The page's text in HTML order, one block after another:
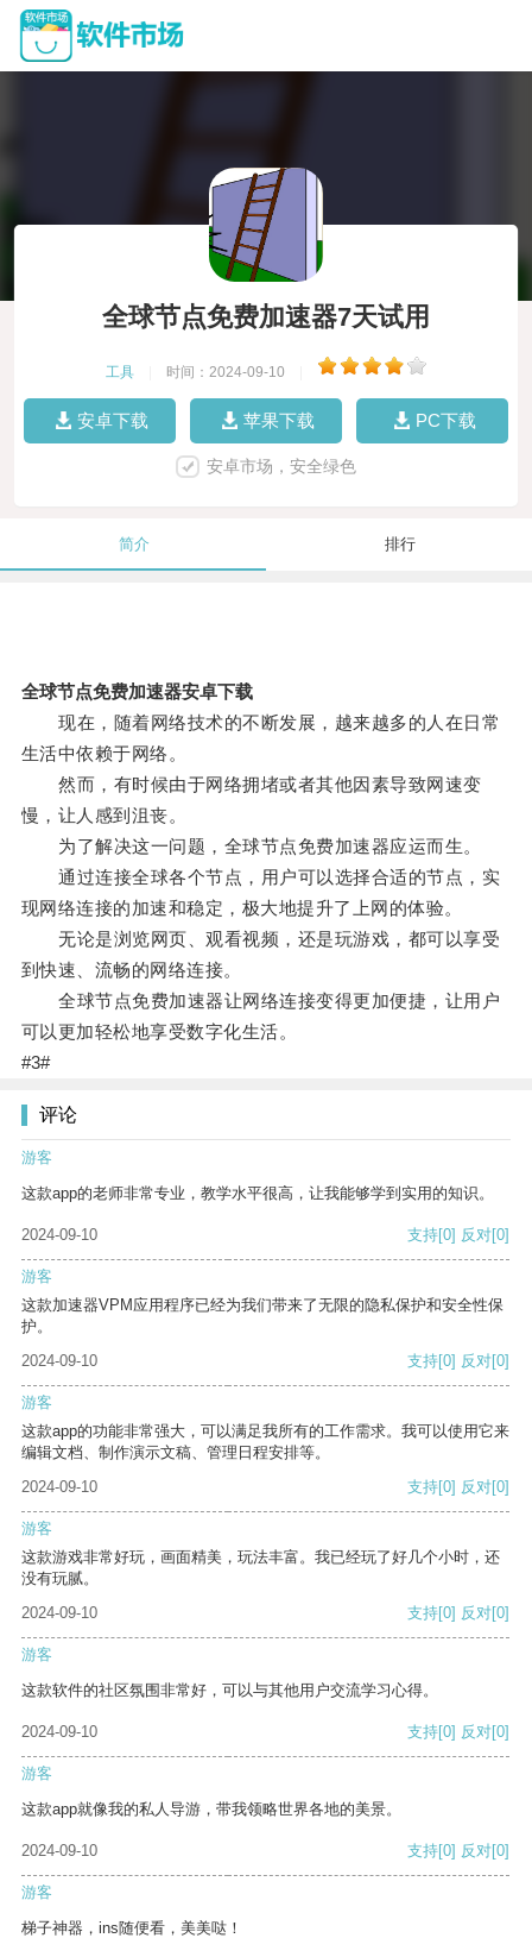
全球节点免费加速器7天试用
工具 时间：2024-09-10
安卓下载 苹果下载 PC下载
安卓市场，安全绿色
简介 排行
全球节点免费加速器安卓下载
现在，随着网络技术的不断发展，越来越多的人在日常
生活中依赖于网络。
然而，有时候由于网络拥堵或者其他因素导致网速变
慢，让人感到沮丧。
为了解决这一问题，全球节点免费加速器应运而生。
通过连接全球各个节点，用户可以选择合适的节点，实
现网络连接的加速和稳定，极大地提升了上网的体验。
无论是浏览网页、观看视频，还是玩游戏，都可以享受
到快速、流畅的网络连接。
全球节点免费加速器让网络连接变得更加便捷，让用户
可以更加轻松地享受数字化生活。
#3#
评论
游客
这款app的老师非常专业，教学水平很高，让我能够学到实用的知识。
2024-09-10 支持[0] 反对[0]
游客
这款加速器VPM应用程序已经为我们带来了无限的隐私保护和安全性保
护。
2024-09-10
支持[0] 反对[0]
游客
这款app的功能非常强大，可以满足我所有的工作需求。我可以使用它来
编辑文档、制作演示文稿、管理日程安排等。
2024-09-10
支持[0] 反对[0]
游客
这款游戏非常好玩，画面精美，玩法丰富。我已经玩了好几个小时，还
没有玩腻。
2024-09-10
支持[0] 反对[0]
游客
这款软件的社区氛围非常好，可以与其他用户交流学习心得。
2024-09-10 支持[0] 反对[0]
游客
这款app就像我的私人导游，带我领略世界各地的美景。
2024-09-10 支持[0] 反对[0]
游客
梯子神器，ins随便看，美美哒！